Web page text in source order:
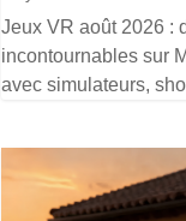
Jeux VR août 2026 :
incontournables sur
avec simulateurs,